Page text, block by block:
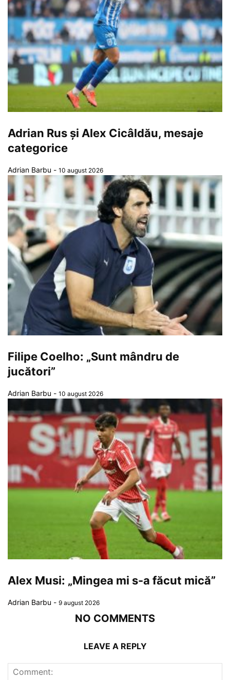
Adrian Rus și Alex Cicâldău, mesaje
categorice
Adrian Barbu - 10 august 2026
Filipe Coelho: „Sunt mândru de
jucători”
Adrian Barbu - 10 august 2026
Alex Musi: „Mingea mi s-a făcut mică”
Adrian Barbu - 9 august 2026
NO COMMENTS
LEAVE A REPLY